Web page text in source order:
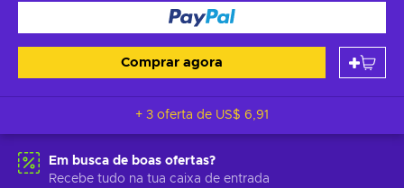
Comprar agora
+ 3 oferta de US$ 6,91
Em busca de boas ofertas?
Recebe tudo na tua caixa de entrada